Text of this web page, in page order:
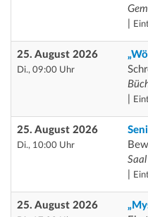
25. August 2026
Di., 09:00 Uhr
25. August 2026
Di., 10:00 Uhr
25. August 2026